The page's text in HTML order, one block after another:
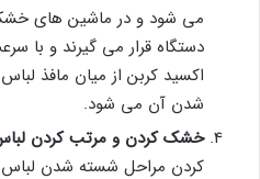
می شود و در ماشین های
دستگاه قرار می گیرند و با
اکسید کربن از میان مافذ
شدن آن می شود.
خشک کردن و مرتب کردن
کردن مراحل شسته شدن